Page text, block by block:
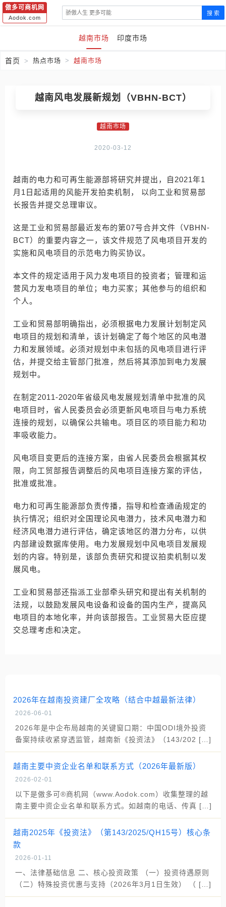
傲多可商机网
Aodok.com
搜 索
越南市场 印度市场
首页 热点市场 越南市场
越南风电发展新规划（VBHN-BCT）
越南市场
2020-03-12
越南的电力和可再生能源部将研究并提出，自2021年1
月1日起适用的风能开发拍卖机制， 以向工业和贸易部
长报告并提交总理审议。
这是工业和贸易部最近发布的第07号合并文件（VBHN-
BCT）的重要内容之一，该文件规范了风电项目开发的
实施和风电项目的示范电力购买协议。
本文件的规定适用于风力发电项目的投资者；管理和运
营风力发电项目的单位；电力买家；其他参与的组织和
个人。
工业和贸易部明确指出，必须根据电力发展计划制定风
电项目的规划和清单，该计划确定了每个地区的风电潜
力和发展领域。必须对规划中未包括的风电项目进行评
估，并提交给主管部门批准，然后将其添加到电力发展
规划中。
在制定2011-2020年省级风电发展规划清单中批准的风
电项目时，省人民委员会必须更新风电项目与电力系统
连接的规划，以确保公共输电。项目区的项目能力和功
率吸收能力。
风电项目变更后的连接方案，由省人民委员会根据其权
限，向工贸部报告调整后的风电项目连接方案的评估，
批准或批准。
电力和可再生能源部负责传播，指导和检查通函规定的
执行情况；组织对全国理论风电潜力，技术风电潜力和
经济风电潜力进行评估，确定该地区的潜力分布，以供
内部建设数据库使用。电力发展规划中风电项目发展规
划的内容。特别是，该部负责研究和提议拍卖机制以发
展风电。
工业和贸易部还指派工业部牵头研究和提出有关机制的
法规，以鼓励发展风电设备和设备的国内生产，提高风
电项目的本地化率，并向该部报告。工业贸易大臣应提
交总理考虑和决定。
2026年在越南投资建厂全攻略（结合中越最新法律）
2026-06-01
2026年是中企布局越南的关键窗口期：中国ODI境外投资
备案持续收紧穿透监管，越南新《投资法》（143/202 […]
越南主要中资企业名单和联系方式（2026年最新版）
2026-02-01
以下是傲多可®商机网（www.Aodok.com）收集整理的越
南主要中资企业名单和联系方式。如越南的电话、传真 […]
越南2025年《投资法》（第143/2025/QH15号）核心条
款
2026-01-11
一、法律基础信息 二、核心投资政策 （一）投资待遇原则
（二）特殊投资优惠与支持（2026年3月1日生效） （ […]